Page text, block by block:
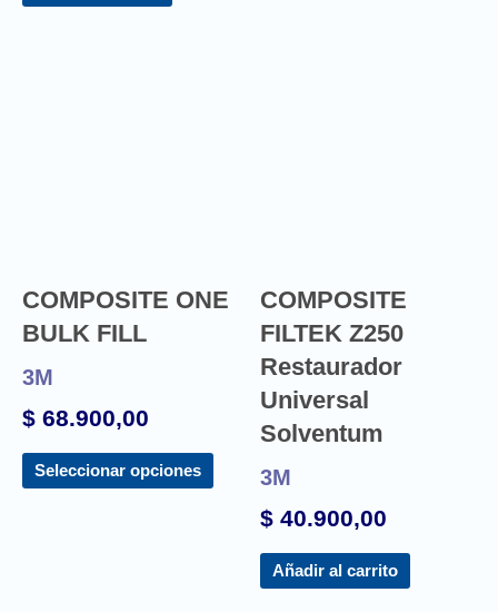
COMPOSITE ONE
BULK FILL
3M
$ 68.900,00
Seleccionar opciones
COMPOSITE
FILTEK Z250
Restaurador
Universal
Solventum
3M
$ 40.900,00
Añadir al carrito